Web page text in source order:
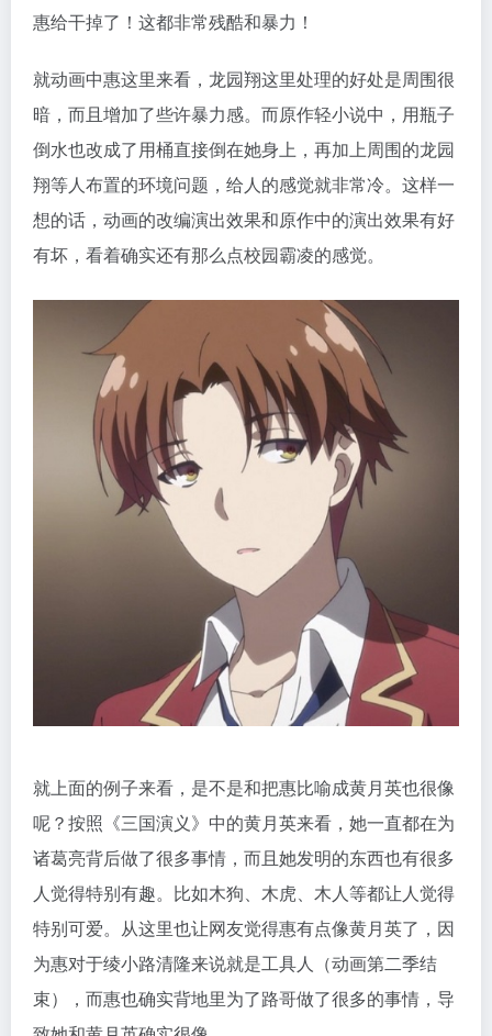
惠给干掉了！这都非常残酷和暴力！
就动画中惠这里来看，龙园翔这里处理的好处是周围很
暗，而且增加了些许暴力感。而原作轻小说中，用瓶子
倒水也改成了用桶直接倒在她身上，再加上周围的龙园
翔等人布置的环境问题，给人的感觉就非常冷。这样一
想的话，动画的改编演出效果和原作中的演出效果有好
有坏，看着确实还有那么点校园霸凌的感觉。
就上面的例子来看，是不是和把惠比喻成黄月英也很像
呢？按照《三国演义》中的黄月英来看，她一直都在为
诸葛亮背后做了很多事情，而且她发明的东西也有很多
人觉得特别有趣。比如木狗、木虎、木人等都让人觉得
特别可爱。从这里也让网友觉得惠有点像黄月英了，因
为惠对于绫小路清隆来说就是工具人（动画第二季结
束），而惠也确实背地里为了路哥做了很多的事情，导